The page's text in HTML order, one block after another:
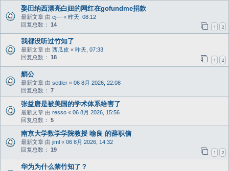
娶田纳西漂亮白妞的网红在gofundme捐款
最新文章 由 cj— « 昨天, 08:12
回复总数： 14 1 2
我都没听过竹知了
最新文章 由 西瓜皮 « 昨天, 07:33
回复总数： 18 1 2
艄公
最新文章 由 settler « 06 8月 2026, 22:08
回复总数： 7
张益唐是被美国的学术体系给害了
最新文章 由 resso « 06 8月 2026, 15:56
回复总数： 5
南京大学数学学院教授 喻良 的辞职信
最新文章 由 jiml « 06 8月 2026, 14:32
回复总数： 19 1 2
华为为什么禁竹知了？